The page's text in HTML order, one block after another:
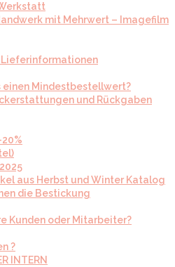
mit Mehrwert – Imagefilm
einen Mindestbestellwert?
und Rückgaben
aus Herbst und Winter Katalog
die Bestickung
Kunden oder Mitarbeiter?
?
INTERN